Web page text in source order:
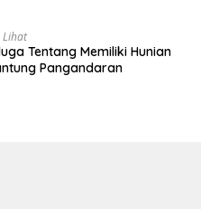
Lihat
Tentang Memiliki Hunian
Pangandaran